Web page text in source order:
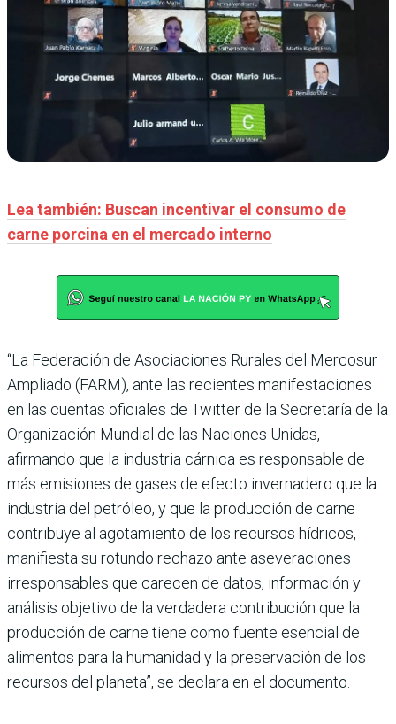
Lea también: Buscan incentivar el consumo de
carne porcina en el mercado interno
“La Federación de Asociaciones Rurales del Mercosur
Ampliado (FARM), ante las recientes manifestaciones
en las cuentas oficiales de Twitter de la Secretaría de la
Organización Mundial de las Naciones Unidas,
afirmando que la industria cárnica es responsable de
más emisiones de gases de efecto invernadero que la
industria del petróleo, y que la producción de carne
contribuye al agotamiento de los recursos hídricos,
manifiesta su rotundo rechazo ante aseveraciones
irresponsables que carecen de datos, información y
análisis objetivo de la verdadera contribución que la
producción de carne tiene como fuente esencial de
alimentos para la humanidad y la preservación de los
recursos del planeta”, se declara en el documento.